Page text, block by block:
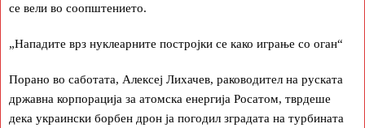
се вели во соопштението.
„Нападите врз нуклеарните постројки се како играње со оган“
Порано во саботата, Алексеј Лихачев, раководител на руската
државна корпорација за атомска енергија Росатом, тврдеше
дека украински борбен дрон ја погодил зградата на турбината